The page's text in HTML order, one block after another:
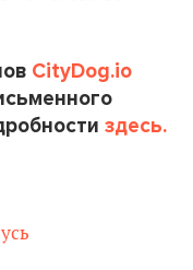
CityDog.io
здесь.